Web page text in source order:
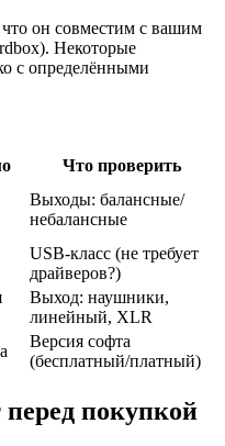
что он совместим с вашим
Некоторые
с определёнными
Что проверить
Выходы: балансные/
небалансные
USB-класс (не требует
драйверов?)
Выход: наушники,
линейный, XLR
Версия софта
(бесплатный/платный)
покупкой